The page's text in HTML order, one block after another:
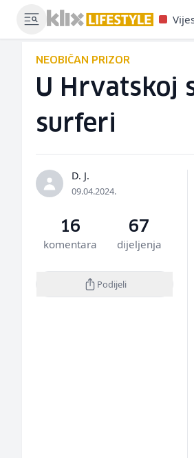
NEOBIČAN PRIZOR
U Hrvatskoj
surferi
D. J.
09.04.2024.
16
komentara
67
dijeljenja
Podijeli